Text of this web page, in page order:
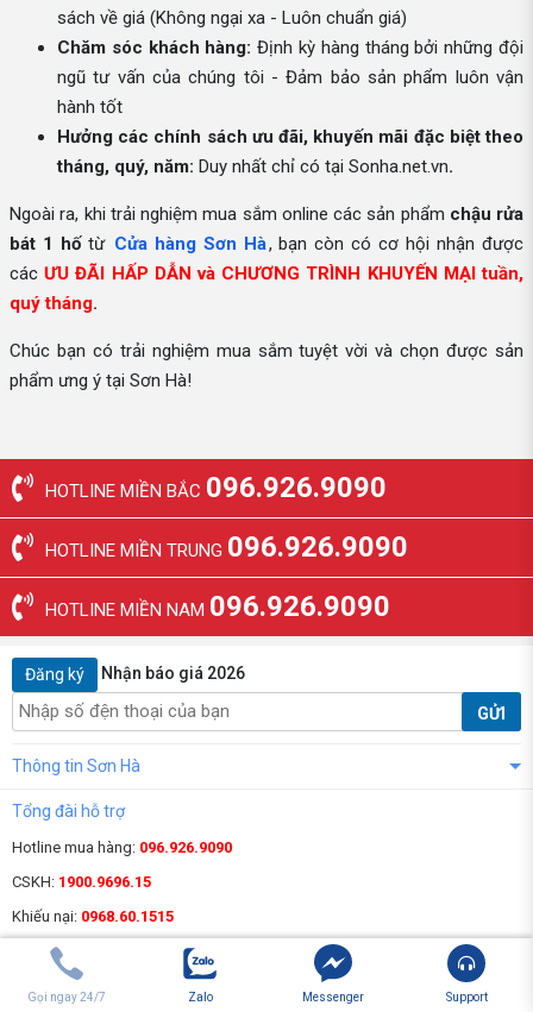
sách về giá (Không ngại xa - Luôn chuẩn giá)
Chăm sóc khách hàng: Định kỳ hàng tháng bởi những đội
ngũ tư vấn của chúng tôi - Đảm bảo sản phẩm luôn vận
hành tốt
Hưởng các chính sách ưu đãi, khuyến mãi đặc biệt theo
tháng, quý, năm: Duy nhất chỉ có tại Sonha.net.vn.
Ngoài ra, khi trải nghiệm mua sắm online các sản phẩm chậu rửa
bát 1 hốtừ Cửa hàng Sơn Hà, bạn còn có cơ hội nhận được
cácƯU ĐÃI HẤP DẪN và CHƯƠNG TRÌNH KHUYẾN MẠI tuần,
quý tháng.
Chúc bạn có trải nghiệm mua sắm tuyệt vời và chọn được sản
phẩm ưng ý tại Sơn Hà!
HOTLINE MIỀN BẮC 096.926.9090
HOTLINE MIỀN TRUNG 096.926.9090
HOTLINE MIỀN NAM 096.926.9090
Đăng ký Nhận báo giá 2026
GỬI
Thông tin Sơn Hà
Tổng đài hỗ trợ
Hotline mua hàng: 096.926.9090
CSKH: 1900.9696.15
Khiếu nại: 0968.60.1515
Kết nối với chúng tôi
Gọi ngay 24/7 Zalo Messenger Support